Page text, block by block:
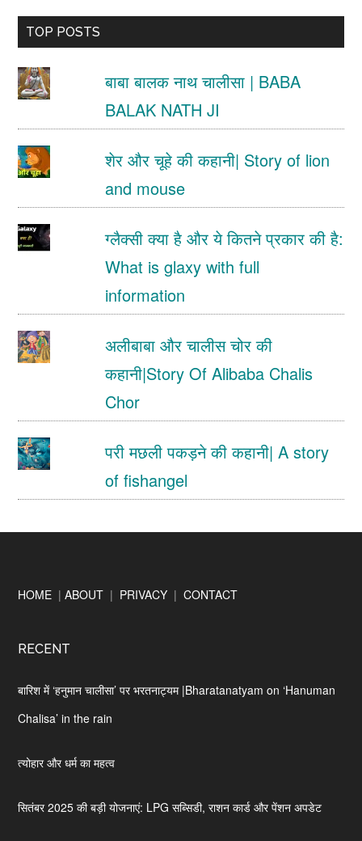
site
...TOP POSTS
बाबा बालक नाथ चालीसा | BABA
BALAK NATH JI
शेर और चूहे की कहानी| Story of lion
and mouse
ग्लैक्सी क्या है और ये कितने प्रकार की है:
What is glaxy with full
information
अलीबाबा और चालीस चोर की
कहानी|Story Of Alibaba Chalis
Chor
परी मछली पकड़ने की कहानी| A story
of fishangel
Footer
HOME |ABOUT | PRIVACY |CONTACT
RECENT
बारिश में ‘हनुमान चालीसा’ पर भरतनाट्यम |Bharatanatyam on ‘Hanuman
Chalisa’ in the rain
त्योहार और धर्म का महत्व
सितंबर 2025 की बड़ी योजनाएं: LPG सब्सिडी, राशन कार्ड और पेंशन अपडेट